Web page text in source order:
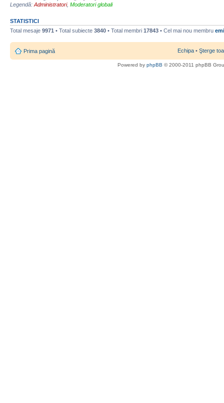
Legendă: Administratori, Moderatori globali
STATISTICI
Total mesaje 9971 • Total subiecte 3840 • Total membri 17843 • Cel mai nou membru
Prima pagină Echipa • Şterge
Powered by phpBB © 2000-2011 phpBB